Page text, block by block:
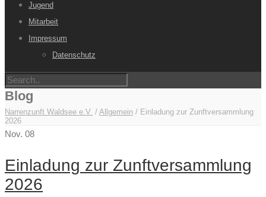
Jugend
Mitarbeit
Impressum
Datenschutz
Blog
Narrenzunft Waldsee e.V. / Allgemein / Einladung zur Zunftversammlung
2026
Nov. 08
Einladung zur Zunftversammlung
2026